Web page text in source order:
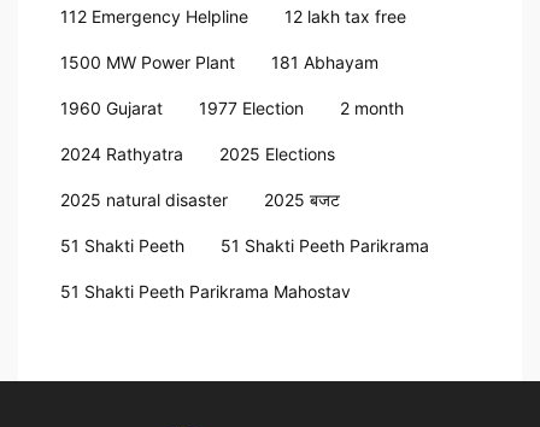
112 Emergency Helpline 12 lakh tax free
1500 MW Power Plant 181 Abhayam
1960 Gujarat 1977 Election 2 month
2024 Rathyatra 2025 Elections
2025 natural disaster 2025 बजट
51 Shakti Peeth 51 Shakti Peeth Parikrama
51 Shakti Peeth Parikrama Mahostav